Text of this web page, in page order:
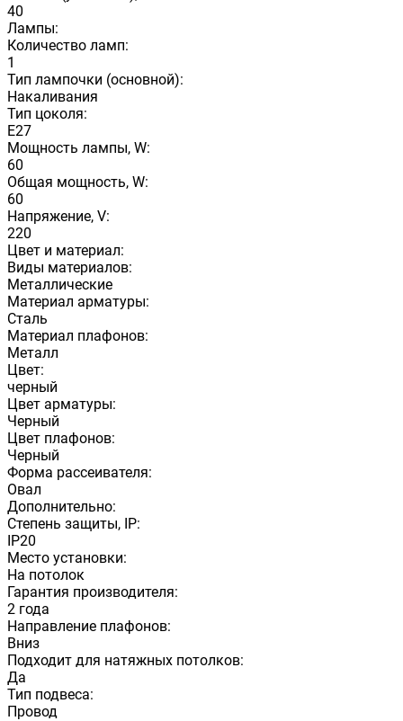
40
Лампы:
Количество ламп:
1
Тип лампочки (основной):
Накаливания
Тип цоколя:
E27
Мощность лампы, W:
60
Общая мощность, W:
60
Напряжение, V:
220
Цвет и материал:
Виды материалов:
Металлические
Материал арматуры:
Сталь
Материал плафонов:
Металл
Цвет:
черный
Цвет арматуры:
Черный
Цвет плафонов:
Черный
Форма рассеивателя:
Овал
Дополнительно:
Степень защиты, IP:
IP20
Место установки:
На потолок
Гарантия производителя:
2 года
Направление плафонов:
Вниз
Подходит для натяжных потолков:
Да
Тип подвеса:
Провод